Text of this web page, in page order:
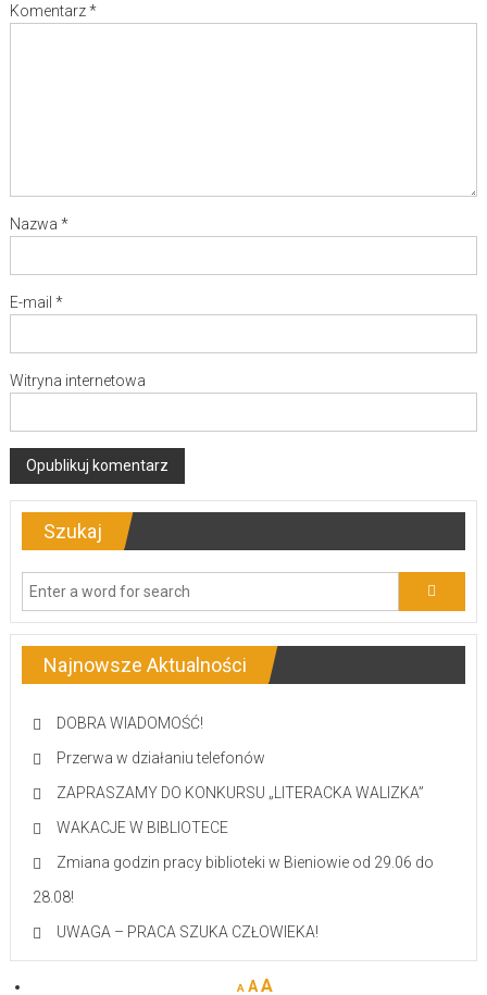
Komentarz*
Nazwa *
E-mail *
Witryna internetowa
Szukaj
Najnowsze Aktualności
DOBRA WIADOMOŚĆ!
Przerwa w działaniu telefonów
ZAPRASZAMY DO KONKURSU „LITERACKA WALIZKA”
WAKACJE W BIBLIOTECE
Zmiana godzin pracy biblioteki w Bieniowie od 29.06 do
28.08!
UWAGA – PRACA SZUKA CZŁOWIEKA!
A A A